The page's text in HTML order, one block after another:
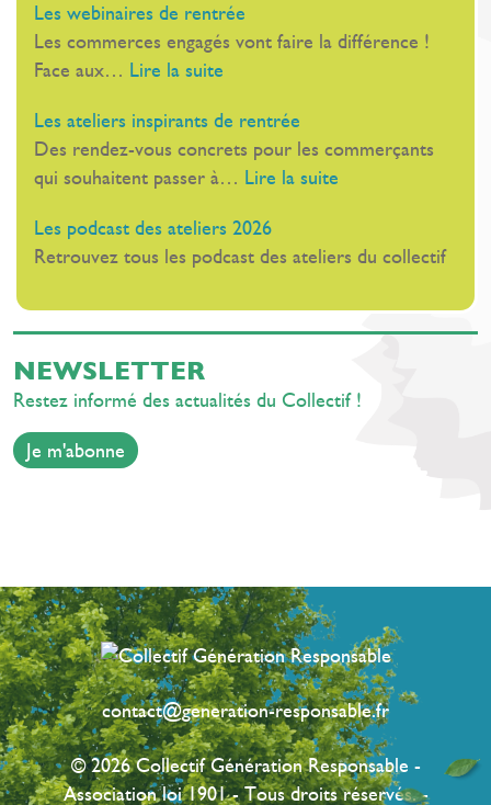
19
novembre,
Au
Stéphanie,
à
Cannes
Les webinaires de rentrée
Les commerces engagés vont faire la différence !
Face aux… Lire la suite
webinaires
de
rentrée
Les ateliers inspirants de rentrée
Des rendez-vous concrets pour les commerçants
qui souhaitent passer à… Lire la suite
inspirants
Les podcast des ateliers 2026
Retrouvez tous les podcast des ateliers du collectif
NEWSLETTER
Restez informé des actualités du Collectif !
Je m'abonne
contact@generation-responsable.fr
© 2026 Collectif Génération Responsable -
Association loi 1901 - Tous droits réservés. -